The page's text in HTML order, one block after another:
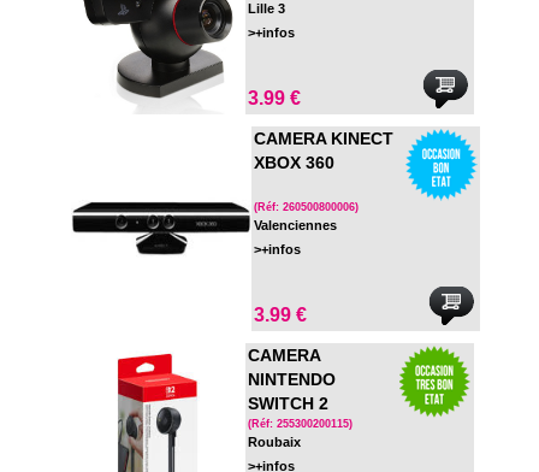
Lille 3
>+infos
3.99 €
CAMERA KINECT
XBOX 360
(Réf: 260500800006)
Valenciennes
>+infos
3.99 €
CAMERA
NINTENDO
SWITCH 2
(Réf: 255300200115)
Roubaix
>+infos